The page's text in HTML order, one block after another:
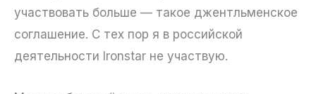
участвовать больше — такое джентльменское
соглашение. С тех пор я в российской
деятельности Ironstar не участвую.